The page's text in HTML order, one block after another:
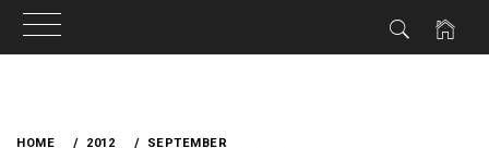
HOME 2012
SEPTEMBER